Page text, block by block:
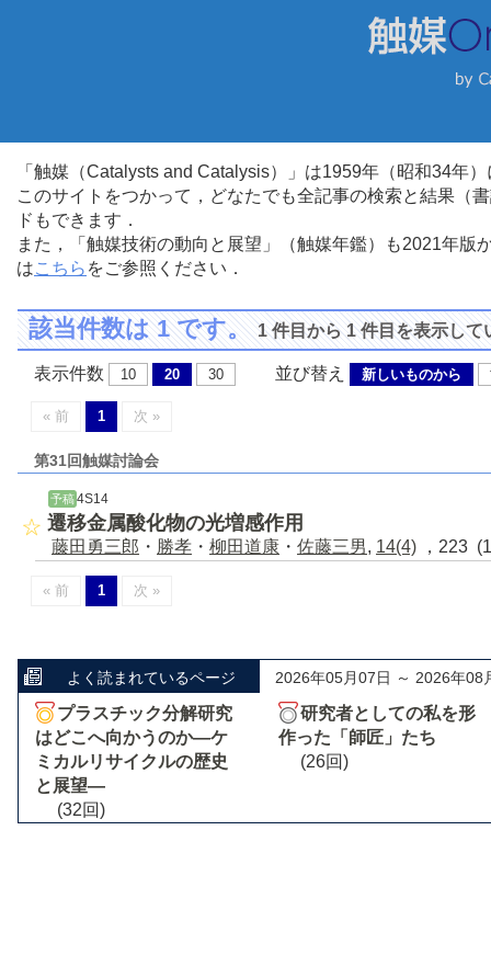
「触媒（Catalysts and Catalysis）」は1959年（昭和34年
このサイトをつかって，どなたでも全記事の検索と結果（
ドもできます．
また，「触媒技術の動向と展望」（触媒年鑑）も2021年
はこちら をご参照ください．
該当件数は 1 です。1 件目から 1 件目を表示して
表示件数 10 20 30 並び替え 新しいものから
« 前 1 次 »
第31回触媒討論会
予稿 4S14
遷移金属酸化物の光増感作用
藤田勇三郎 ・ 勝孝 ・ 柳田道康 ・ 佐藤三男, 14(4) ，223
« 前 1 次 »
よく読まれているページ 2026年05月07日 ～ 2026年08
プラスチック分解研究
はどこへ向かうのか―ケ
ミカルリサイクルの歴史
と展望―
(32回)
研究者としての私を形
作った「師匠」たち
(26回)